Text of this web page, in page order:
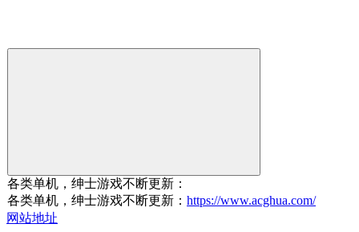
各类单机，绅士游戏不断更新：
各类单机，绅士游戏不断更新： https://www.acghua.com/
网站地址